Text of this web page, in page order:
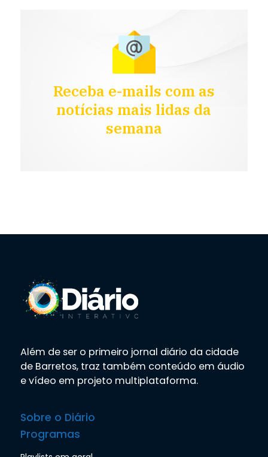
Receba e-mails com as
notícias mais lidas da
semana
Além de ser o primeiro jornal diário da cidade
de Barretos, traz também conteúdo em áudio
e vídeo em projeto multiplataforma.
Sobre o Diário
Programas